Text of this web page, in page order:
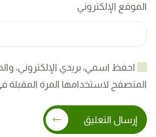
الموقع الإلكتروني
احفظ اسمي، بريدي الإلكتروني،
المتصفح لاستخدامها المرة المقبلة
إرسال التعليق